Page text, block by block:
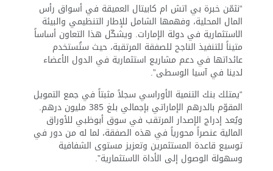
“نثمّن خبرة بي اتش ام كابيتال العميقة في أسواق رأس
المال المحلية، وفهمها الشامل للإطار التنظيمي والبيئة
الاستثمارية في دولة الإمارات. ويشكّل هذا التعاون أساساً
متيناً للتنفيذ الناجح للصفقة المرتقبة، حيث ستُستخدم
عائداتها في دعم مشاريع استثمارية في الدول الأعضاء
لدينا في آسيا الوسطى”.
“يمتلك بنك التنمية الأوراسي سجلاً مثبتاً في جمع التمويل
المقوّم بالدرهم الإماراتي بإجمالي بلغ 385 مليون درهم.
ويُعد إدراج الإصدار المرتقب في سوق أبوظبي للأوراق
المالية عنصراً محورياً في هذه الصفقة، لما له من دور في
توسيع قاعدة المستثمرين وتعزيز مستوى الشفافية
وسهولة الوصول إلى الأداة الاستثمارية”.